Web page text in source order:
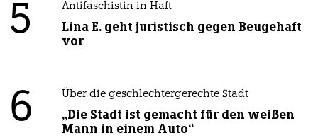
5 Antifaschistin in Haft
Lina E. geht juristisch gegen Beugehaft
vor
6 Über die geschlechtergerechte Stadt
„Die Stadt ist gemacht für den weißen
Mann in einem Auto“